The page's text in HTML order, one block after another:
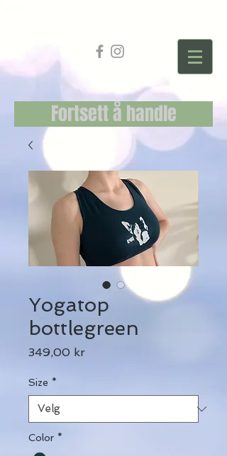
Fortsett å handle
Yogatop
bottlegreen
349,00 krPris
Size *
Color *